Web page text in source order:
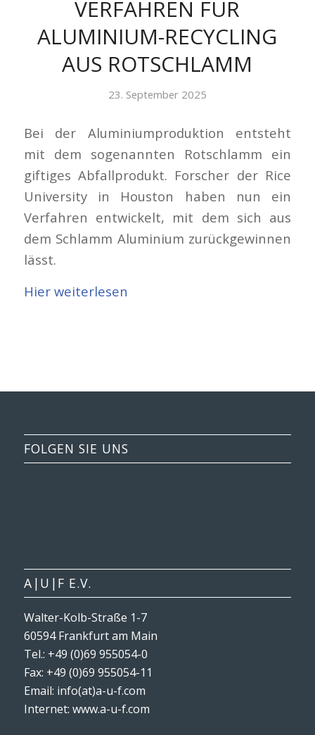
VERFAHREN FÜR
ALUMINIUM-RECYCLING
AUS ROTSCHLAMM
23. September 2025
Bei der Aluminiumproduktion entsteht
mit dem sogenannten Rotschlamm ein
giftiges Abfallprodukt. Forscher der Rice
University in Houston haben nun ein
Verfahren entwickelt, mit dem sich aus
dem Schlamm Aluminium zurückgewinnen
lässt.
Hier weiterlesen
FOLGEN SIE UNS
A|U|F E.V.
Walter-Kolb-Straße 1-7
60594 Frankfurt am Main
Tel.: +49 (0)69 955054-0
Fax: +49 (0)69 955054-11
Email: info(at)a-u-f.com
Internet: www.a-u-f.com